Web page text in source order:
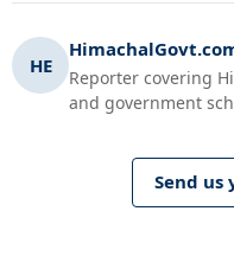
HE
Reporter covering
and government
Send us